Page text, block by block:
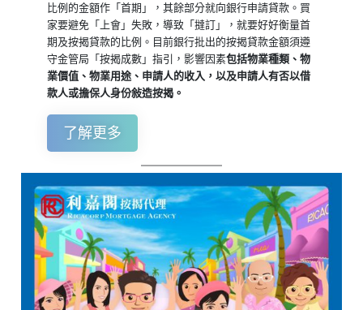
比例的金額作「首期」，其餘部分就向銀行申請貸款。買
家要避免「上會」失敗，導致「撻訂」，就要好好衡量首
期及按揭貸款的比例。目前銀行批出的按揭貸款金額須遵
守金管局「按揭成數」指引，影響因素包括物業種類、物
業價值、物業用途、申請人的收入，以及申請人有否以借
款人或擔保人身份敍造按揭。
了解更多